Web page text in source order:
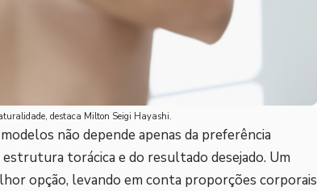
destaca Milton Seigi Hayashi.
não depende apenas da preferência
torácica e do resultado desejado. Um
opção, levando em conta proporções corporais